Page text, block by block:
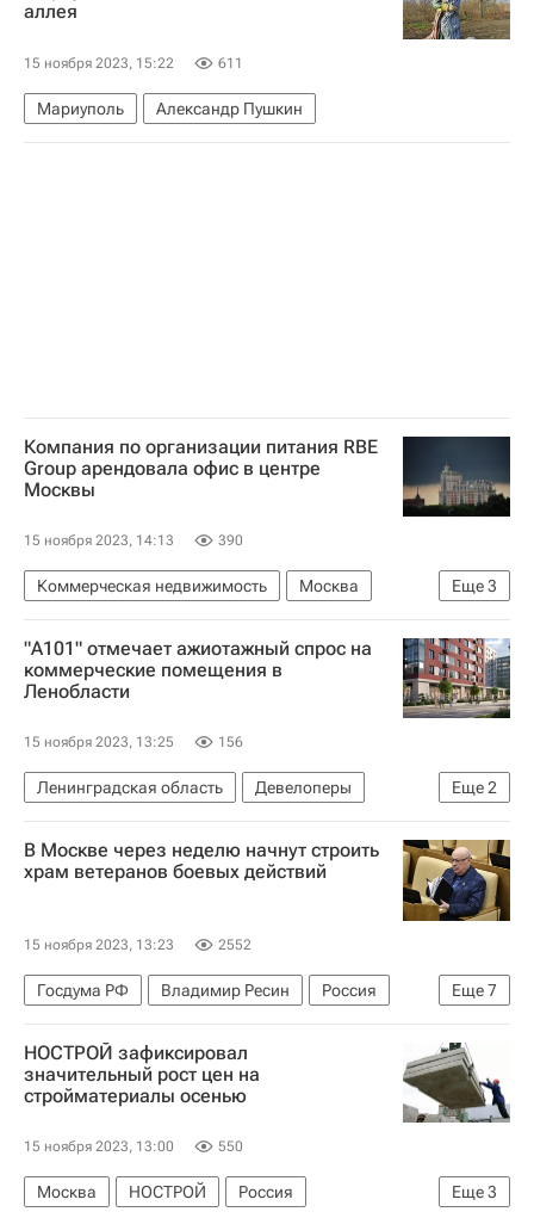
аллея
15 ноября 2023, 15:22 611
Мариуполь Александр Пушкин
Компания по организации питания RBE
Group арендовала офис в центре
Москвы
15 ноября 2023, 14:13 390
Еще3
Коммерческая недвижимость
Москва
Офисы
Бизнес-центры Аренда
"А101" отмечает ажиотажный спрос на
коммерческие помещения в
Ленобласти
15 ноября 2023, 13:25 156
Еще2
Ленинградская область
Девелоперы
ГК "А101"
Коммерческая недвижимость
В Москве через неделю начнут строить
храм ветеранов боевых действий
15 ноября 2023, 13:23 2552
Еще7
Госдума РФ Владимир Ресин
Россия
Афганистан
Андрей Картаполов
Москва
Религия
Храмы
Русская православная церковь
Строительство
НОСТРОЙ зафиксировал
значительный рост цен на
стройматериалы осенью
15 ноября 2023, 13:00 550
Еще3
Москва НОСТРОЙ
Россия